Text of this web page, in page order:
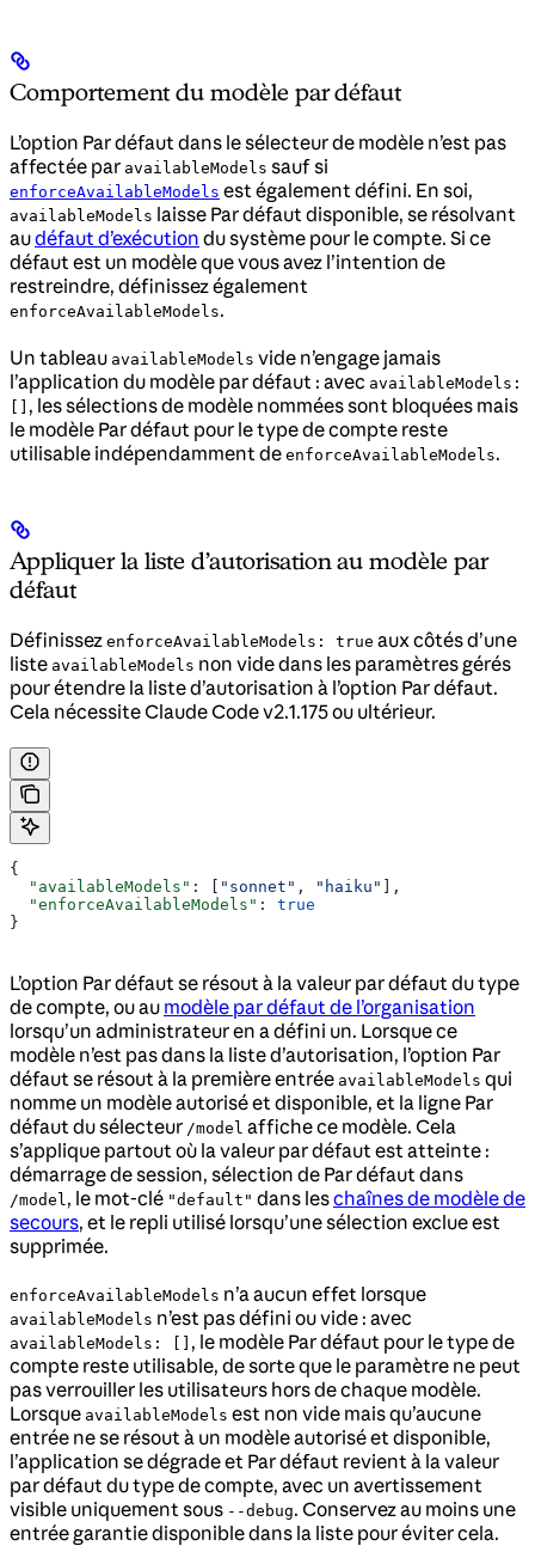
Comportement du modèle par défaut
L’option Par défaut dans le sélecteur de modèle n’est pas
affectée par availableModels sauf si
enforceAvailableModels est également défini. En soi,
availableModels laisse Par défaut disponible, se résolvant
audéfaut d’exécution du système pour le compte. Si ce
défaut est un modèle que vous avez l’intention de
restreindre, définissez également
enforceAvailableModels.
Un tableau availableModels vide n’engage jamais
l’application du modèle par défaut : avec availableModels:
, les sélections de modèle nommées sont bloquées mais
le modèle Par défaut pour le type de compte reste
utilisable indépendamment de enforceAvailableModels.
Appliquer la liste d’autorisation au modèle par
défaut
Définissez enforceAvailableModels: true aux côtés d’une
liste availableModels non vide dans les paramètres gérés
pour étendre la liste d’autorisation à l’option Par défaut.
Cela nécessite Claude Code v2.1.175 ou ultérieur.
{
  "availableModels"
: [ "sonnet" , "haiku"
],
  "enforceAvailableModels"
: true
}
L’option Par défaut se résout à la valeur par défaut du type
de compte, ou au modèle par défaut de l’organisation
lorsqu’un administrateur en a défini un. Lorsque ce
modèle n’est pas dans la liste d’autorisation, l’option Par
défaut se résout à la première entrée availableModels qui
nomme un modèle autorisé et disponible, et la ligne Par
défaut du sélecteur /model affiche ce modèle. Cela
s’applique partout où la valeur par défaut est atteinte :
démarrage de session, sélection de Par défaut dans
/model, le mot-clé "default" dans leschaînes de modèle de
secours, et le repli utilisé lorsqu’une sélection exclue est
supprimée.
enforceAvailableModels n’a aucun effet lorsque
availableModels n’est pas défini ou vide : avec
availableModels: [] , le modèle Par défaut pour le type de
compte reste utilisable, de sorte que le paramètre ne peut
pas verrouiller les utilisateurs hors de chaque modèle.
Lorsque availableModels est non vide mais qu’aucune
entrée ne se résout à un modèle autorisé et disponible,
l’application se dégrade et Par défaut revient à la valeur
par défaut du type de compte, avec un avertissement
visible uniquement sous --debug. Conservez au moins une
entrée garantie disponible dans la liste pour éviter cela.